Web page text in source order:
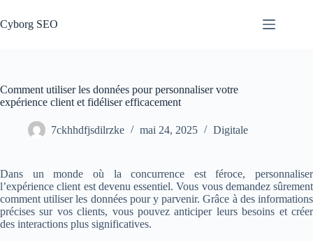
au
contenu
Cyborg SEO
Comment utiliser les données pour personnaliser votre
expérience client et fidéliser efficacement
7ckhhdfjsdilrzke mai 24, 2025 Digitale
Dans un monde où la concurrence est féroce, personnaliser
l’expérience client est devenu essentiel. Vous vous demandez sûrement
comment utiliser les données pour y parvenir. Grâce à des informations
précises sur vos clients, vous pouvez anticiper leurs besoins et créer
des interactions plus significatives.